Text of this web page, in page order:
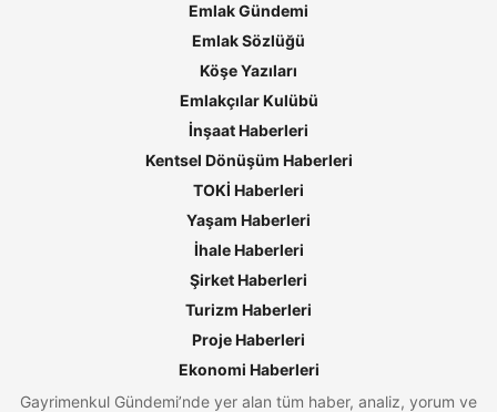
Emlak Gündemi
Emlak Sözlüğü
Köşe Yazıları
Emlakçılar Kulübü
İnşaat Haberleri
Kentsel Dönüşüm Haberleri
TOKİ Haberleri
Yaşam Haberleri
İhale Haberleri
Şirket Haberleri
Turizm Haberleri
Proje Haberleri
Ekonomi Haberleri
Gayrimenkul Gündemi’nde yer alan tüm haber, analiz, yorum ve